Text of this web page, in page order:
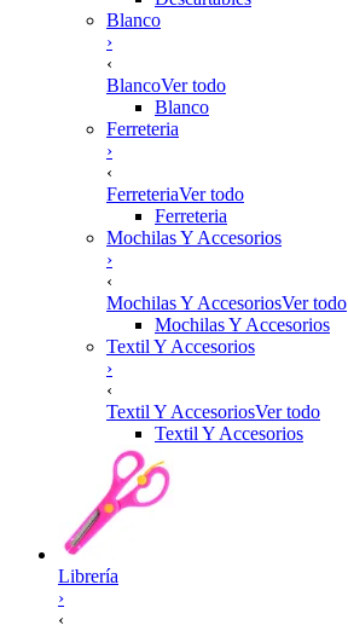
Blanco
›
‹
BlancoVer todo
Blanco
Ferreteria
›
‹
FerreteriaVer todo
Ferreteria
Mochilas Y Accesorios
›
‹
Mochilas Y AccesoriosVer todo
Mochilas Y Accesorios
Textil Y Accesorios
›
‹
Textil Y AccesoriosVer todo
Textil Y Accesorios
Librería
›
‹